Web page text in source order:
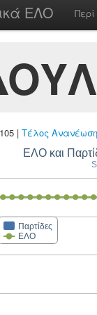
ΕΛΟ Περί
| Τέλος
ΕΛΟ και
Παρτίδες
ΕΛΟ